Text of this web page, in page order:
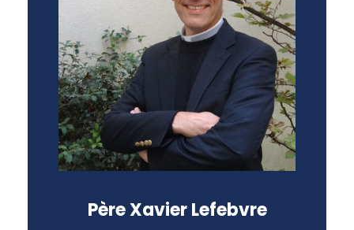
Père Xavier Lefebvre
Formateur au Séminaire Pontifical
Français de Rome
Official à la Curie Romaine